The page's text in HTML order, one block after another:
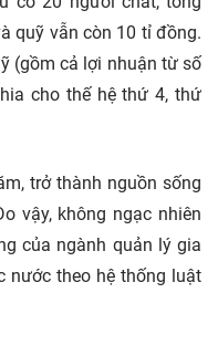
quỹ vẫn còn 10 tỉ đồng.
(gồm cả lợi nhuận từ số
cho thế hệ thứ 4, thứ
trở thành nguồn sống
vậy, không ngạc nhiên
của ngành quản lý gia
nước theo hệ thống luật